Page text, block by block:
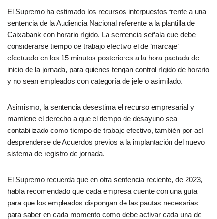
El Supremo ha estimado los recursos interpuestos frente a una
sentencia de la Audiencia Nacional referente a la plantilla de
Caixabank con horario rígido. La sentencia señala que debe
considerarse tiempo de trabajo efectivo el de ‘marcaje’
efectuado en los 15 minutos posteriores a la hora pactada de
inicio de la jornada, para quienes tengan control rígido de horario
y no sean empleados con categoría de jefe o asimilado.
Asimismo, la sentencia desestima el recurso empresarial y
mantiene el derecho a que el tiempo de desayuno sea
contabilizado como tiempo de trabajo efectivo, también por así
desprenderse de Acuerdos previos a la implantación del nuevo
sistema de registro de jornada.
El Supremo recuerda que en otra sentencia reciente, de 2023,
había recomendado que cada empresa cuente con una guía
para que los empleados dispongan de las pautas necesarias
para saber en cada momento como debe activar cada una de